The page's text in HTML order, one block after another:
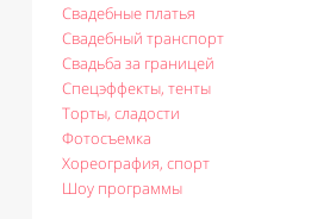
Свадебные платья
Свадебный транспорт
Свадьба за границей
Спецэффекты, тенты
Торты, сладости
Фотосъемка
Хореография, спорт
Шоу программы